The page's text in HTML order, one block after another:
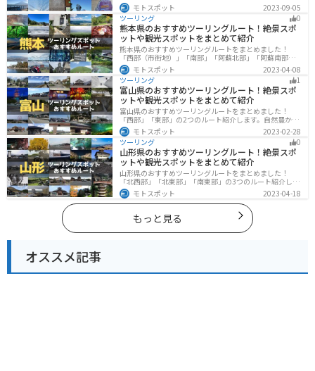
光地紹介します。自然豊かな山々や湖、温泉地が点在
し、四季折々の景色を楽しめるスポットが多数ありま
す。バイクで東海にツーリングに行く際は参考にしてく
ださい。
モトスポット
2023-09-05
ツーリング
0
熊本県のおすすめツーリングルート！絶景スポ
ットや観光スポットをまとめて紹介
熊本県のおすすめツーリングルートをまとめました！
「西部（市街地）」「南部」「阿蘇北部」「阿蘇南部」
の4つのルート紹介します。阿蘇山や天草諸島をはじめと
した豊かな自然や、熊本城や水前寺成趣園など歴史ある
観光スポットが多数あり、様々な楽しみ方ができます。
バイクで熊本県にツーリングに行く際は参考にしてくだ
さい。
モトスポット
2023-04-08
ツーリング
1
富山県のおすすめツーリングルート！絶景スポ
ットや観光スポットをまとめて紹介
富山県のおすすめツーリングルートをまとめました！
「西部」「東部」の2つのルート紹介します。自然豊かな
山と海、温泉が充実しており、美術館などもあるので、
自然を満喫するツーリングができます。バイクで富山県
にツーリングに行く際は参考にしてください。
モトスポット
2023-02-28
ツーリング
0
山形県のおすすめツーリングルート！絶景スポ
ットや観光スポットをまとめて紹介
山形県のおすすめツーリングルートをまとめました！
「北西部」「北東部」「南東部」の3つのルート紹介しま
す。豊かな自然と歴史的な観光スポット、山と海どちら
も堪能できるスポットが多数あります。バイクで山形県
にツーリングに行く際は参考にしてください。
モトスポット 2023-04-18
もっと見る
オススメ記事